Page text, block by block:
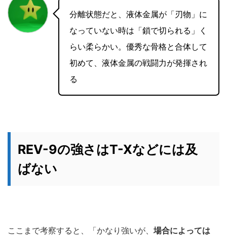
分離状態だと、液体金属が「刃物」に
なっていない時は「鎖で切られる」く
らい柔らかい。優秀な骨格と合体して
初めて、液体金属の戦闘力が発揮され
る
REV-9の強さはT-Xなどには及
ばない
ここまで考察すると、「かなり強いが、 場合によっては